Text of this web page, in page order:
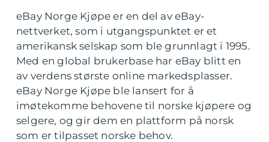
eBay Norge Kjøpe er en del av eBay-
nettverket, som i utgangspunktet er et
amerikansk selskap som ble grunnlagt i 1995.
Med en global brukerbase har eBay blitt en
av verdens største online markedsplasser.
eBay Norge Kjøpe ble lansert for å
imøtekomme behovene til norske kjøpere og
selgere, og gir dem en plattform på norsk
som er tilpasset norske behov.